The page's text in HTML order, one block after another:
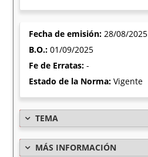
Fecha de emisión:28/08/2025
B.O.:01/09/2025
Fe de Erratas:-
Estado de la Norma:Vigente
TEMA
MÁS INFORMACIÓN